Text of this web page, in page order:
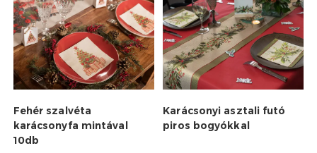
Fehér szalvéta
karácsonyfa mintával
10db
Karácsonyi asztali futó
piros bogyókkal